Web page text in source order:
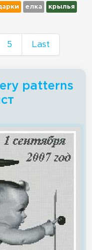
елка крылья
5 Last
patterns